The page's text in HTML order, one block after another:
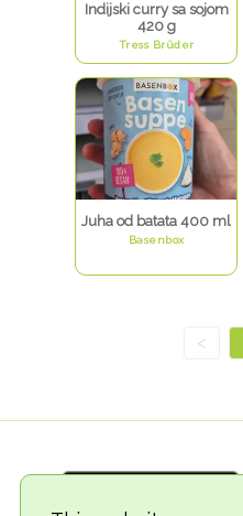
Indijski curry sa sojom
420 g
Tress Brüder
Juha od batata 400 ml
Basenbox
<